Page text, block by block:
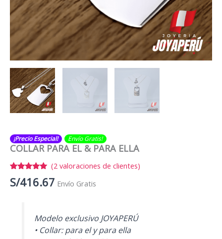
¡Precio Especial! Envío Gratis​​​!
COLLAR PARA EL & PARA ELLA
con5.00
(2 valoraciones de clientes)
S/416.67 Envío Gratis
Modelo exclusivo JOYAPERÚ
• Collar: para el y para ella